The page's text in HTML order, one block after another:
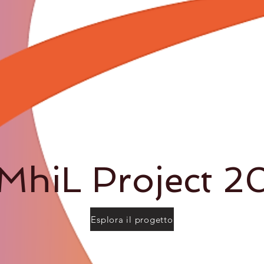
Project
Esplora il progetto